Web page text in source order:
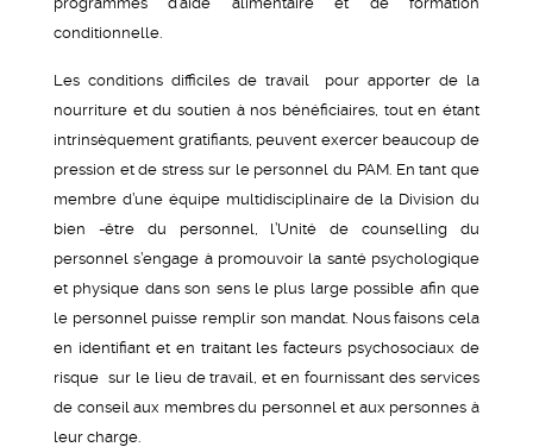
conditionnelle.
Les conditions difficiles de travail pour apporter de la
nourriture et du soutien à nos bénéficiaires, tout en étant
intrinsèquement gratifiants, peuvent exercer beaucoup de
pression et de stress sur le personnel du PAM. En tant que
membre d’une équipe multidisciplinaire de la Division du
bien -être du personnel, l’Unité de counselling du
personnel s’engage à promouvoir la santé psychologique
et physique dans son sens le plus large possible afin que
le personnel puisse remplir son mandat. Nous faisons cela
en identifiant et en traitant les facteurs psychosociaux de
risque sur le lieu de travail, et en fournissant des services
de conseil aux membres du personnel et aux personnes à
leur charge.